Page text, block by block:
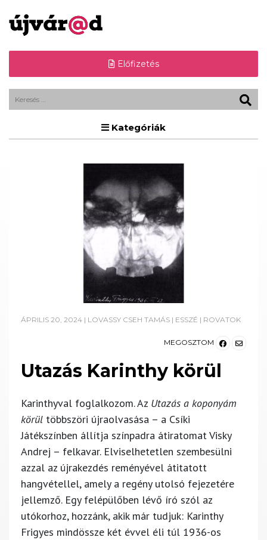
Előfizetés
Kategóriák
ÁPRILIS 20, 2024 | LOVASSY CSEH TAMÁS | ESSZÉ | ROVATOK
MEGOSZTOM
Utazás Karinthy körül
Karinthyval foglalkozom. Az Utazás a koponyám
körül többszöri újraolvasása – a Csíki
Játékszínben állítja színpadra átiratomat Visky
Andrej – felkavar. Elviselhetetlen szembesülni
azzal az újrakezdés reményével átitatott
hangvétellel, amely a regény utolsó fejezetére
jellemző. Egy felépülőben lévő író szól az
utókorhoz, hozzánk, akik már tudjuk: Karinthy
Frigyes mindössze két évvel éli túl 1936-os